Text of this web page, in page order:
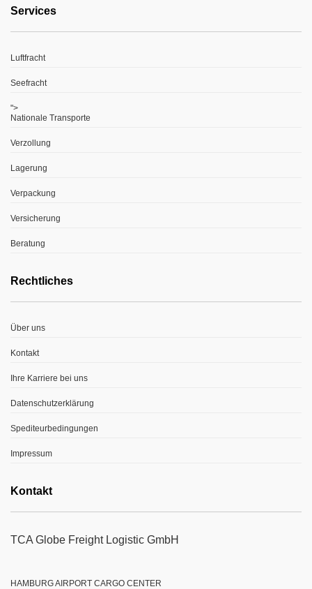
Services
Luftfracht
Seefracht
">
Nationale Transporte
Verzollung
Lagerung
Verpackung
Versicherung
Beratung
Rechtliches
Über uns
Kontakt
Ihre Karriere bei uns
Datenschutzerklärung
Spediteurbedingungen
Impressum
Kontakt
TCA Globe Freight Logistic GmbH
HAMBURG AIRPORT CARGO CENTER